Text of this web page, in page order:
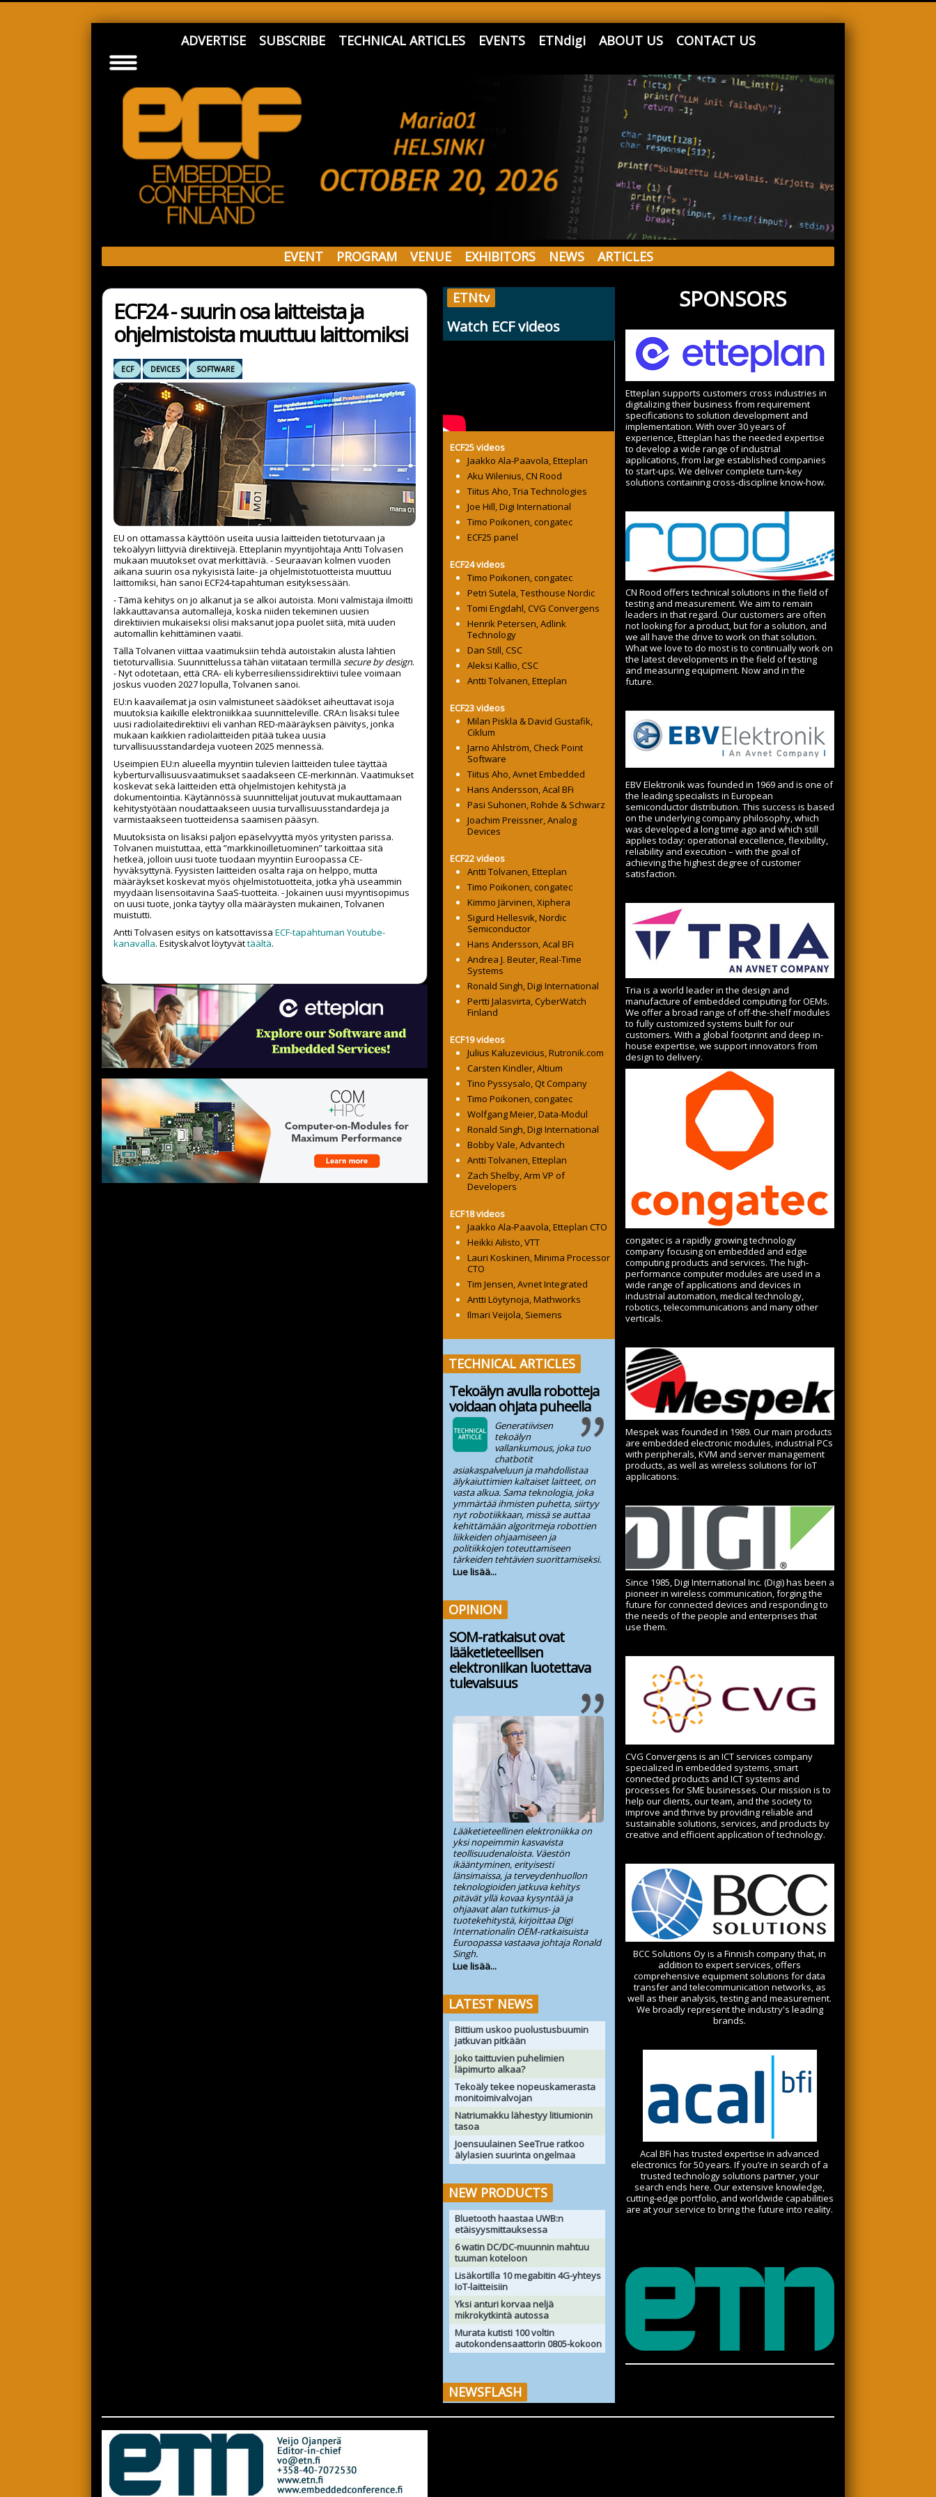
ADVERTISE SUBSCRIBE TECHNICAL ARTICLES EVENTS ETNdigi ABOUT US CONTACT US
EVENT PROGRAM VENUE EXHIBITORS NEWS ARTICLES
ECF24 - suurin osa laitteista ja
ohjelmistoista muuttuu laittomiksi
ECF DEVICES SOFTWARE
EU on ottamassa käyttöön useita uusia laitteiden tietoturvaan ja
tekoälyyn liittyviä direktiivejä. Etteplanin myyntijohtaja Antti Tolvasen
mukaan muutokset ovat merkittäviä. - Seuraavan kolmen vuoden
aikana suurin osa nykyisistä laite- ja ohjelmistotuotteista muuttuu
laittomiksi, hän sanoi ECF24-tapahtuman esityksessään.
- Tämä kehitys on jo alkanut ja se alkoi autoista. Moni valmistaja ilmoitti
lakkauttavansa automalleja, koska niiden tekeminen uusien
direktiivien mukaiseksi olisi maksanut jopa puolet siitä, mitä uuden
automallin kehittäminen vaatii.
Tällä Tolvanen viittaa vaatimuksiin tehdä autoistakin alusta lähtien
tietoturvallisia. Suunnittelussa tähän viitataan termillä secure by design.
- Nyt odotetaan, että CRA- eli kyberresilienssidirektiivi tulee voimaan
joskus vuoden 2027 lopulla, Tolvanen sanoi.
EU:n kaavailemat ja osin valmistuneet säädökset aiheuttavat isoja
muutoksia kaikille elektroniikkaa suunnitteleville. CRA:n lisäksi tulee
uusi radiolaitedirektiivi eli vanhan RED-määräyksen päivitys, jonka
mukaan kaikkien radiolaitteiden pitää tukea uusia
turvallisuusstandardeja vuoteen 2025 mennessä.
Useimpien EU:n alueella myyntiin tulevien laitteiden tulee täyttää
kyberturvallisuusvaatimukset saadakseen CE-merkinnän. Vaatimukset
koskevat sekä laitteiden että ohjelmistojen kehitystä ja
dokumentointia. Käytännössä suunnittelijat joutuvat mukauttamaan
kehitystyötään noudattaakseen uusia turvallisuusstandardeja ja
varmistaakseen tuotteidensa saamisen pääsyn.
Muutoksista on lisäksi paljon epäselvyyttä myös yritysten parissa.
Tolvanen muistuttaa, että ”markkinoilletuominen” tarkoittaa sitä
hetkeä, jolloin uusi tuote tuodaan myyntiin Euroopassa CE-
hyväksyttynä. Fyysisten laitteiden osalta raja on helppo, mutta
määräykset koskevat myös ohjelmistotuotteita, jotka yhä useammin
myydään lisensoitavina SaaS-tuotteita. - Jokainen uusi myyntisopimus
on uusi tuote, jonka täytyy olla määräysten mukainen, Tolvanen
muistutti.
Antti Tolvasen esitys on katsottavissa ECF-tapahtuman Youtube-
kanavalla. Esityskalvot löytyvättäältä.
ETNtv
Watch ECF videos
ECF25 videos
Jaakko Ala-Paavola, Etteplan
Aku Wilenius, CN Rood
Tiitus Aho, Tria Technologies
Joe Hill, Digi International
Timo Poikonen, congatec
ECF25 panel
ECF24 videos
Timo Poikonen, congatec
Petri Sutela, Testhouse Nordic
Tomi Engdahl, CVG Convergens
Henrik Petersen, Adlink
Technology
Dan Still, CSC
Aleksi Kallio, CSC
Antti Tolvanen, Etteplan
ECF23 videos
Milan Piskla & David Gustafik,
Ciklum
Jarno Ahlström, Check Point
Software
Tiitus Aho, Avnet Embedded
Hans Andersson, Acal BFi
Pasi Suhonen, Rohde & Schwarz
Joachim Preissner, Analog
Devices
ECF22 videos
Antti Tolvanen, Etteplan
Timo Poikonen, congatec
Kimmo Järvinen, Xiphera
Sigurd Hellesvik, Nordic
Semiconductor
Hans Andersson, Acal BFi
Andrea J. Beuter, Real-Time
Systems
Ronald Singh, Digi International
Pertti Jalasvirta, CyberWatch
Finland
ECF19 videos
Julius Kaluzevicius, Rutronik.com
Carsten Kindler, Altium
Tino Pyssysalo, Qt Company
Timo Poikonen, congatec
Wolfgang Meier, Data-Modul
Ronald Singh, Digi International
Bobby Vale, Advantech
Antti Tolvanen, Etteplan
Zach Shelby, Arm VP of
Developers
ECF18 videos
Jaakko Ala-Paavola, Etteplan CTO
Heikki Ailisto, VTT
Lauri Koskinen, Minima Processor
CTO
Tim Jensen, Avnet Integrated
Antti Löytynoja, Mathworks
Ilmari Veijola, Siemens
TECHNICAL ARTICLES
Tekoälyn avulla robotteja
voidaan ohjata puheella
Generatiivisen
tekoälyn
vallankumous, joka tuo
chatbotit
asiakaspalveluun ja mahdollistaa
älykaiuttimien kaltaiset laitteet, on
vasta alkua. Sama teknologia, joka
ymmärtää ihmisten puhetta, siirtyy
nyt robotiikkaan, missä se auttaa
kehittämään algoritmeja robottien
liikkeiden ohjaamiseen ja
politiikkojen toteuttamiseen
tärkeiden tehtävien suorittamiseksi.
Lue lisää...
OPINION
SOM-ratkaisut ovat
lääketieteellisen
elektroniikan luotettava
tulevaisuus
Lääketieteellinen elektroniikka on
yksi nopeimmin kasvavista
teollisuudenaloista. Väestön
ikääntyminen, erityisesti
länsimaissa, ja terveydenhuollon
teknologioiden jatkuva kehitys
pitävät yllä kovaa kysyntää ja
ohjaavat alan tutkimus- ja
tuotekehitystä, kirjoittaa Digi
Internationalin OEM-ratkaisuista
Euroopassa vastaava johtaja Ronald
Singh.
Lue lisää...
LATEST NEWS
Bittium uskoo puolustusbuumin
jatkuvan pitkään
Joko taittuvien puhelimien
läpimurto alkaa?
Tekoäly tekee nopeuskamerasta
monitoimivalvojan
Natriumakku lähestyy litiumionin
tasoa
Joensuulainen SeeTrue ratkoo
älylasien suurinta ongelmaa
NEW PRODUCTS
Bluetooth haastaa UWB:n
etäisyysmittauksessa
6 watin DC/DC-muunnin mahtuu
tuuman koteloon
Lisäkortilla 10 megabitin 4G-yhteys
IoT-laitteisiin
Yksi anturi korvaa neljä
mikrokytkintä autossa
Murata kutisti 100 voltin
autokondensaattorin 0805-kokoon
NEWSFLASH
SPONSORS
Etteplan supports customers cross industries in
digitalizing their business from requirement
specifications to solution development and
implementation. With over 30 years of
experience, Etteplan has the needed expertise
to develop a wide range of industrial
applications, from large established companies
to start-ups. We deliver complete turn-key
solutions containing cross-discipline know-how.
CN Rood offers technical solutions in the field of
testing and measurement. We aim to remain
leaders in that regard. Our customers are often
not looking for a product, but for a solution, and
we all have the drive to work on that solution.
What we love to do most is to continually work on
the latest developments in the field of testing
and measuring equipment. Now and in the
future.
EBV Elektronik was founded in 1969 and is one of
the leading specialists in European
semiconductor distribution. This success is based
on the underlying company philosophy, which
was developed a long time ago and which still
applies today: operational excellence, flexibility,
reliability and execution – with the goal of
achieving the highest degree of customer
satisfaction.
Tria is a world leader in the design and
manufacture of embedded computing for OEMs.
We offer a broad range of off-the-shelf modules
to fully customized systems built for our
customers. With a global footprint and deep in-
house expertise, we support innovators from
design to delivery.
congatec is a rapidly growing technology
company focusing on embedded and edge
computing products and services. The high-
performance computer modules are used in a
wide range of applications and devices in
industrial automation, medical technology,
robotics, telecommunications and many other
verticals.
Mespek was founded in 1989. Our main products
are embedded electronic modules, industrial PCs
with peripherals, KVM and server management
products, as well as wireless solutions for IoT
applications.
Since 1985, Digi International Inc. (Digi) has been a
pioneer in wireless communication, forging the
future for connected devices and responding to
the needs of the people and enterprises that
use them.
CVG Convergens is an ICT services company
specialized in embedded systems, smart
connected products and ICT systems and
processes for SME businesses. Our mission is to
help our clients, our team, and the society to
improve and thrive by providing reliable and
sustainable solutions, services, and products by
creative and efficient application of technology.
BCC Solutions Oy is a Finnish company that, in
addition to expert services, offers
comprehensive equipment solutions for data
transfer and telecommunication networks, as
well as their analysis, testing and measurement.
We broadly represent the industry's leading
brands.
Acal BFi has trusted expertise in advanced
electronics for 50 years. If you’re in search of a
trusted technology solutions partner, your
search ends here. Our extensive knowledge,
cutting-edge portfolio, and worldwide capabilities
are at your service to bring the future into reality.